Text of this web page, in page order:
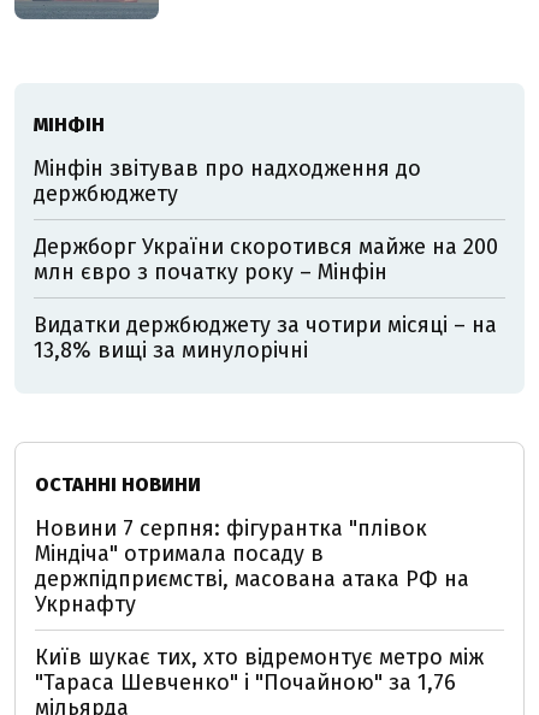
МІНФІН
Мінфін звітував про надходження до
держбюджету
Держборг України скоротився майже на 200
млн євро з початку року – Мінфін
Видатки держбюджету за чотири місяці – на
13,8% вищі за минулорічні
ОСТАННІ НОВИНИ
Новини 7 серпня: фігурантка "плівок
Міндіча" отримала посаду в
держпідприємстві, масована атака РФ на
Укрнафту
Київ шукає тих, хто відремонтує метро між
"Тараса Шевченко" і "Почайною" за 1,76
мільярда